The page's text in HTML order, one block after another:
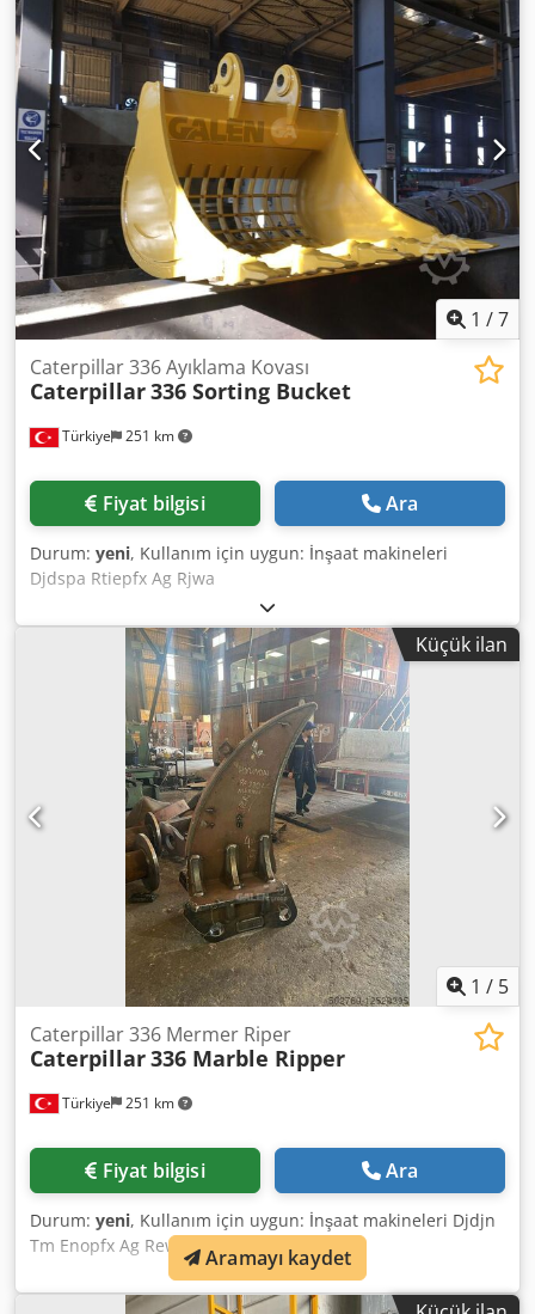
1 /7
Türkiye 251 km
Caterpillar 336 Ayıklama Kovası
Caterpillar336 Sorting Bucket
Fiyat bilgisi Ara
Durum: yeni, Kullanım için uygun: İnşaat makineleri
Djdspa Rtiepfx Ag Rjwa
Küçük ilan
1 / 5
Türkiye 251 km
Caterpillar 336 Mermer Riper
Caterpillar336 Marble Ripper
Fiyat bilgisi Ara
Durum: yeni, Kullanım için uygun: İnşaat makineleri Djdjn
Tm Enopfx Ag Rewa
Aramayı kaydet